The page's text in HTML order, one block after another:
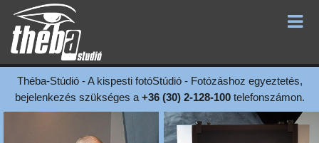
Théba-Stúdió - A kispesti fotóStúdió - Fotózáshoz egyeztetés,
bejelenkezés szükséges a +36 (30) 2-128-100telefonszámon.